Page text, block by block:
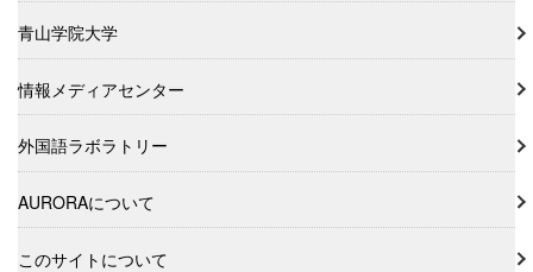
青山学院大学
情報メディアセンター
外国語ラボラトリー
AURORAについて
このサイトについて